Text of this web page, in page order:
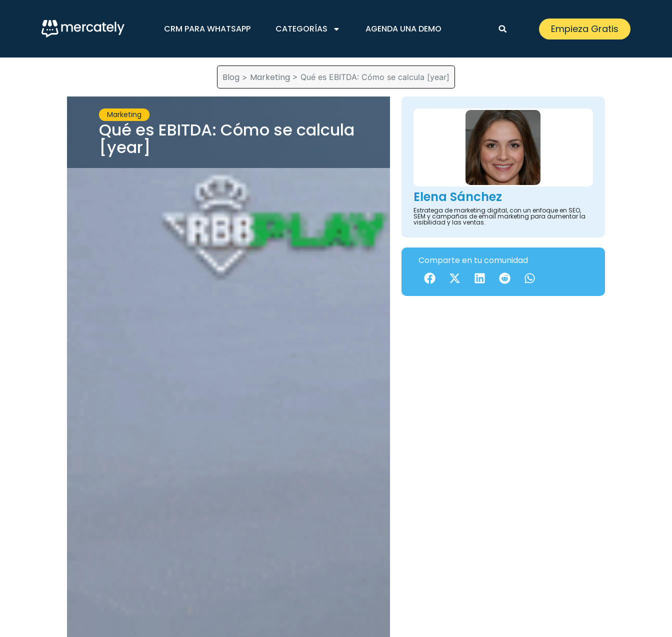
CRM PARA WHATSAPP CATEGORÍAS AGENDA UNA DEMO Empieza Gratis
Blog > Marketing > Qué es EBITDA: Cómo se calcula [year]
Marketing
Qué es EBITDA: Cómo se calcula
[year]
Elena Sánchez
Estratega de marketing digital, con un enfoque en SEO,
SEM y campañas de email marketing para aumentar la
visibilidad y las ventas.
Comparte en tu comunidad